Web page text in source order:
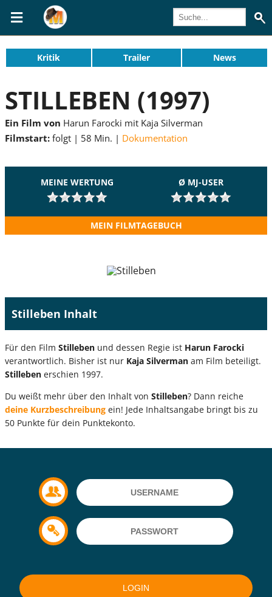
Kritik Trailer News
STILLEBEN (1997)
Ein Film von Harun Farocki mit Kaja Silverman
Filmstart: folgt 58 Min. Dokumentation
MEINE WERTUNG Ø MJ-USER
MEIN FILMTAGEBUCH
Stilleben Inhalt
Für den Film Stilleben und dessen Regie ist Harun Farocki
verantwortlich. Bisher ist nur Kaja Silverman am Film beteiligt.
Stilleben erschien 1997.
Du weißt mehr über den Inhalt von Stilleben? Dann reiche
deine Kurzbeschreibung ein! Jede Inhaltsangabe bringt bis zu
50 Punkte für dein Punktekonto.